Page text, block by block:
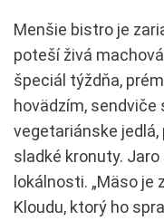
Menšie bistro je
poteší živá
špeciál týždňa,
hovädzím,
vegetariánske jedlá,
sladké kronuty.
lokálnosti. „Mäso je
Kloudu, ktorý ho